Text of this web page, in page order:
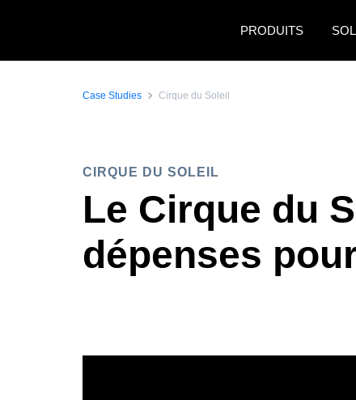
PRODUITS
Case Studies Cirque du Soleil
CIRQUE DU SOLEIL
Le Cirque du
dépenses